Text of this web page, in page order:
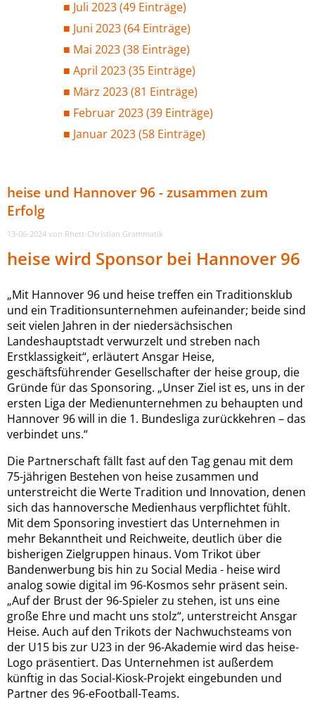
Juli 2023 (49 Einträge)
Juni 2023 (64 Einträge)
Mai 2023 (38 Einträge)
April 2023 (35 Einträge)
März 2023 (81 Einträge)
Februar 2023 (39 Einträge)
Januar 2023 (58 Einträge)
heise und Hannover 96 - zusammen zum
Erfolg
13-06-2024 von Rhett-Christian Grammatik
heise wird Sponsor bei Hannover 96
„Mit Hannover 96 und heise treffen ein Traditionsklub
und ein Traditionsunternehmen aufeinander; beide sind
seit vielen Jahren in der niedersächsischen
Landeshauptstadt verwurzelt und streben nach
Erstklassigkeit“, erläutert Ansgar Heise,
geschäftsführender Gesellschafter der heise group, die
Gründe für das Sponsoring. „Unser Ziel ist es, uns in der
ersten Liga der Medienunternehmen zu behaupten und
Hannover 96 will in die 1. Bundesliga zurückkehren – das
verbindet uns.“
Die Partnerschaft fällt fast auf den Tag genau mit dem
75-jährigen Bestehen von heise zusammen und
unterstreicht die Werte Tradition und Innovation, denen
sich das hannoversche Medienhaus verpflichtet fühlt.
Mit dem Sponsoring investiert das Unternehmen in
mehr Bekanntheit und Reichweite, deutlich über die
bisherigen Zielgruppen hinaus. Vom Trikot über
Bandenwerbung bis hin zu Social Media - heise wird
analog sowie digital im 96-Kosmos sehr präsent sein.
„Auf der Brust der 96-Spieler zu stehen, ist uns eine
große Ehre und macht uns stolz“, unterstreicht Ansgar
Heise. Auch auf den Trikots der Nachwuchsteams von
der U15 bis zur U23 in der 96-Akademie wird das heise-
Logo präsentiert. Das Unternehmen ist außerdem
künftig in das Social-Kiosk-Projekt eingebunden und
Partner des 96-eFootball-Teams.